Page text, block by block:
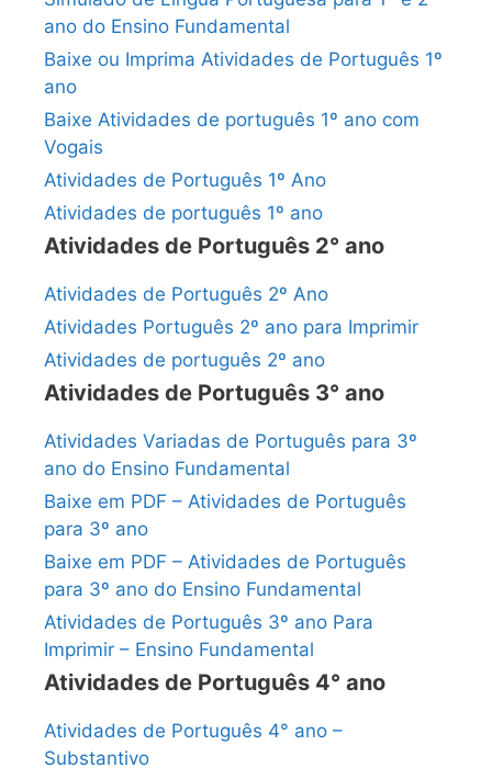
ano do Ensino Fundamental
Baixe ou Imprima Atividades de Português 1º
ano
Baixe Atividades de português 1º ano com
Vogais
Atividades de Português 1º Ano
Atividades de português 1º ano
Atividades de Português 2° ano
Atividades de Português 2º Ano
Atividades Português 2º ano para Imprimir
Atividades de português 2º ano
Atividades de Português 3° ano
Atividades Variadas de Português para 3º
ano do Ensino Fundamental
Baixe em PDF – Atividades de Português
para 3º ano
Baixe em PDF – Atividades de Português
para 3º ano do Ensino Fundamental
Atividades de Português 3º ano Para
Imprimir – Ensino Fundamental
Atividades de Português 4° ano
Atividades de Português 4° ano –
Substantivo